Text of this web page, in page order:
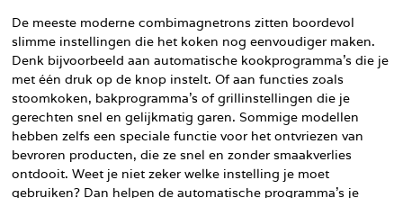
De meeste moderne combimagnetrons zitten boordevol
slimme instellingen die het koken nog eenvoudiger maken.
Denk bijvoorbeeld aan automatische kookprogramma’s die je
met één druk op de knop instelt. Of aan functies zoals
stoomkoken, bakprogramma’s of grillinstellingen die je
gerechten snel en gelijkmatig garen. Sommige modellen
hebben zelfs een speciale functie voor het ontvriezen van
bevroren producten, die ze snel en zonder smaakverlies
ontdooit. Weet je niet zeker welke instelling je moet
gebruiken? Dan helpen de automatische programma’s je